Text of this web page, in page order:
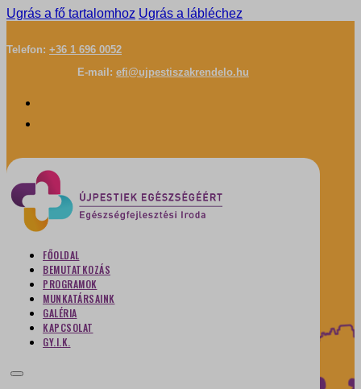
Ugrás a fő tartalomhoz Ugrás a lábléchez
Telefon: +36 1 696 0052
E-mail: efi@ujpestiszakrendelo.hu
FŐOLDAL
BEMUTATKOZÁS
PROGRAMOK
MUNKATÁRSAINK
GALÉRIA
KAPCSOLAT
GY.I.K.